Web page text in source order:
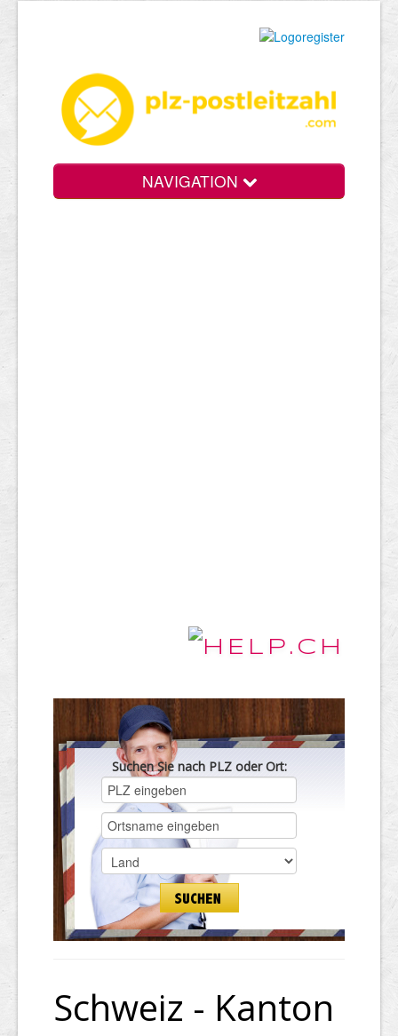
NAVIGATION
Suchen Sie nach PLZ oder Ort:
Schweiz - Kanton